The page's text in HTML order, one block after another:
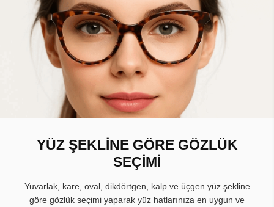
YÜZ ŞEKLİNE GÖRE GÖZLÜK
SEÇİMİ
Yuvarlak, kare, oval, dikdörtgen, kalp ve üçgen yüz şekline
göre gözlük seçimi yaparak yüz hatlarınıza en uygun ve